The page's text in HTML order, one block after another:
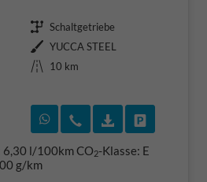
Getriebe Schaltgetriebe
Außenfarbe YUCCA STEEL
Kilometerstand
10 km
Rückruf vereinbaren
Wir rufen Sie an
6,30 l/100kmCO2-Klasse: E
g/km